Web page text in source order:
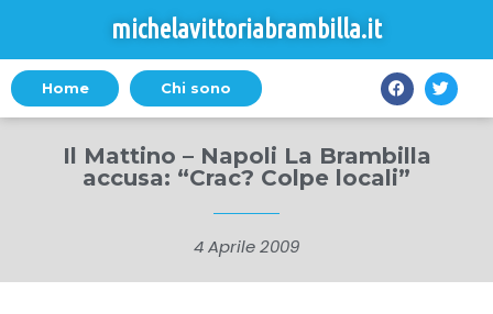
michelavittoriabrambilla.it
Home Chi sono
Il Mattino – Napoli La Brambilla
accusa: “Crac? Colpe locali”
4 Aprile 2009